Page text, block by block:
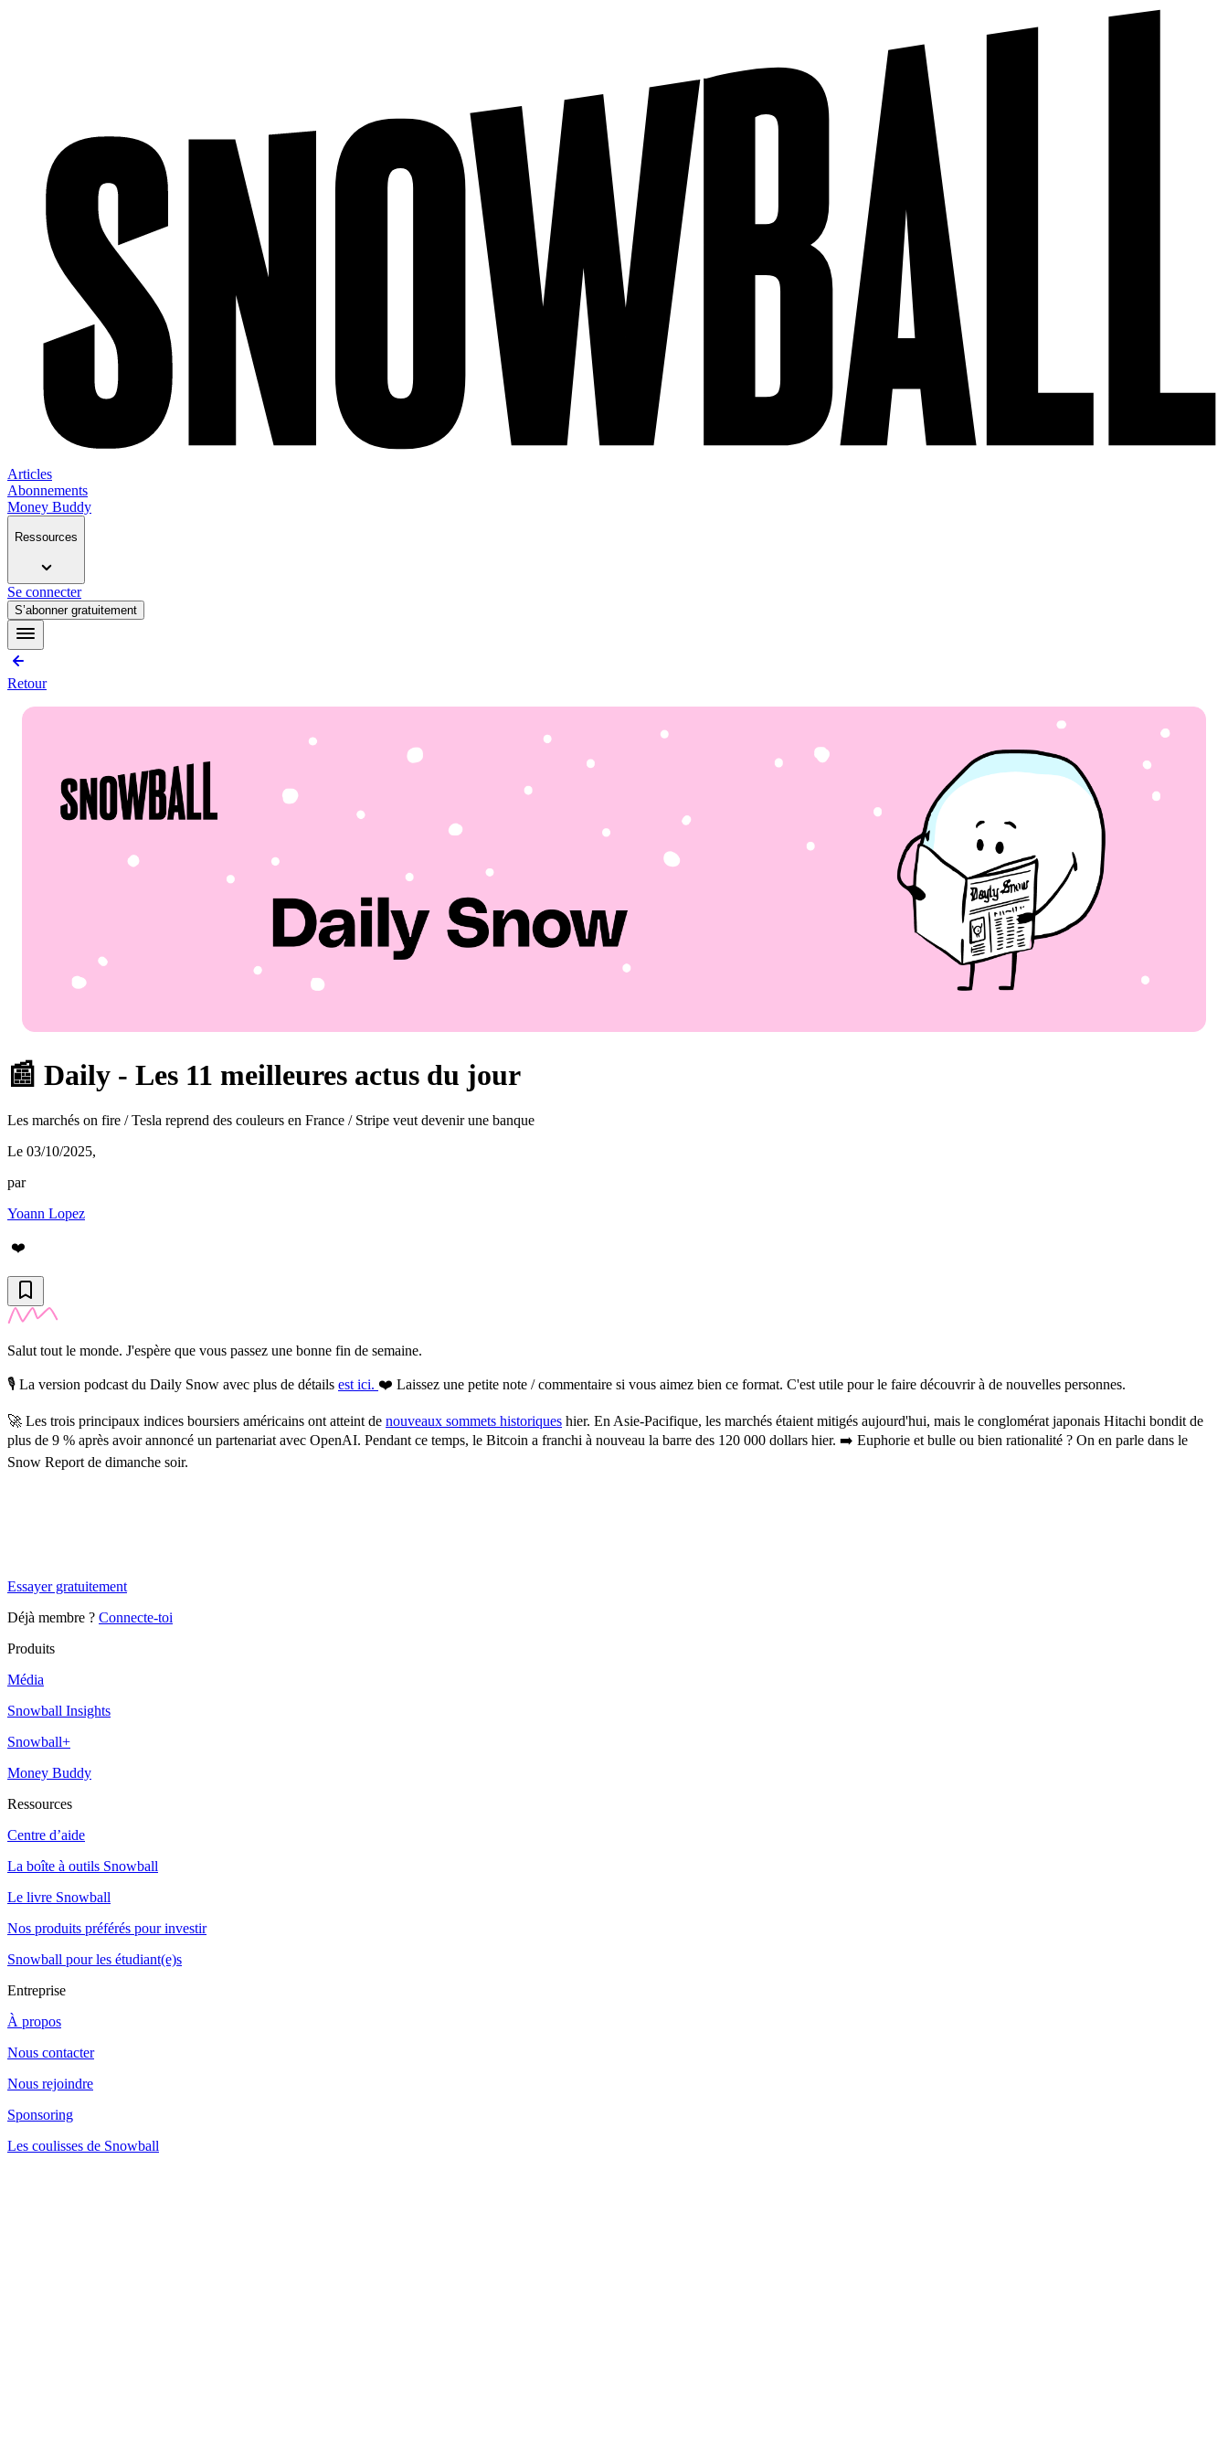
Articles
Abonnements
Money Buddy
Ressources
Se connecter
S’abonner gratuitement
Retour
📰 Daily - Les 11 meilleures actus du jour
Les marchés on fire / Tesla reprend des couleurs en France / Stripe veut devenir une banque
Le 03/10/2025,
par
Yoann Lopez
❤️
Salut tout le monde. J'espère que vous passez une bonne fin de semaine.
🎙️ La version podcast du Daily Snow avec plus de détails est ici. ❤️ Laissez une petite note / commentaire si vous aimez bien ce format. C'est utile pour le faire découvrir à de nouvelles personnes.
🚀 Les trois principaux indices boursiers américains ont atteint de nouveaux sommets historiques hier. En Asie-Pacifique, les marchés étaient mitigés aujourd'hui, mais le conglomérat japonais Hitachi bondit de
plus de 9 % après avoir annoncé un partenariat avec OpenAI. Pendant ce temps, le Bitcoin a franchi à nouveau la barre des 120 000 dollars hier. ➡️ Euphorie et bulle ou bien rationalité ? On en parle dans le
Snow Report de dimanche soir.
Essayer gratuitement
Déjà membre ? Connecte-toi
Produits
Média
Snowball Insights
Snowball+
Money Buddy
Ressources
Centre d’aide
La boîte à outils Snowball
Le livre Snowball
Nos produits préférés pour investir
Snowball pour les étudiant(e)s
Entreprise
À propos
Nous contacter
Nous rejoindre
Sponsoring
Les coulisses de Snowball